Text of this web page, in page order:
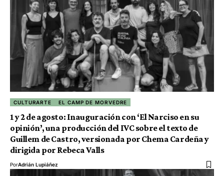
CULTURARTE EL CAMP DE MORVEDRE
1 y 2 de agosto: Inauguración con ‘El Narciso en su
opinión’, una producción del IVC sobre el texto de
Guillem de Castro, versionada por Chema Cardeña y
dirigida por Rebeca Valls
PorAdrián Lupiáñez